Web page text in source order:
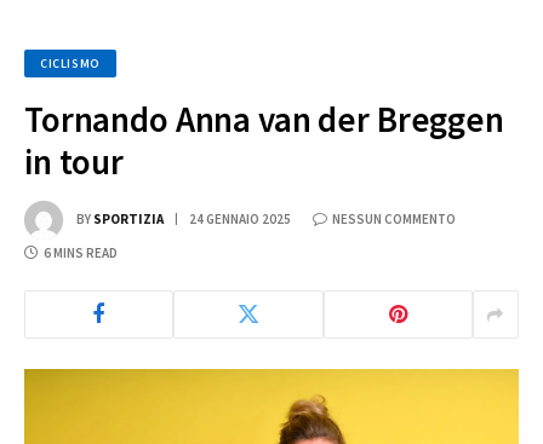
CICLISMO
Tornando Anna van der Breggen
in tour
BY SPORTIZIA 24 GENNAIO 2025 NESSUN COMMENTO
6 MINS READ